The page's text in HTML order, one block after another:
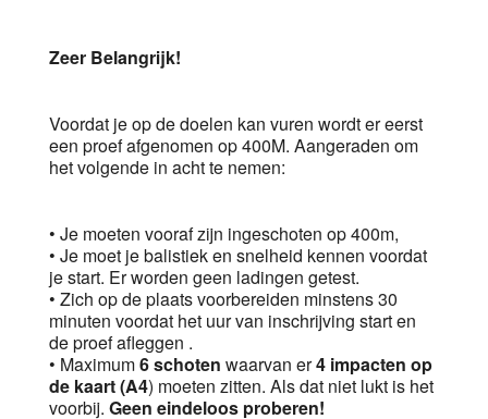
Zeer Belangrijk!
Voordat je op de doelen kan vuren wordt er eerst
een proef afgenomen op 400M. Aangeraden om
het volgende in acht te nemen:
• Je moeten vooraf zijn ingeschoten op 400m,
• Je moet je balistiek en snelheid kennen voordat
je start. Er worden geen ladingen getest.
• Zich op de plaats voorbereiden minstens 30
minuten voordat het uur van inschrijving start en
de proef afleggen .
• Maximum6 schoten waarvan er4 impacten op
de kaart (A4) moeten zitten. Als dat niet lukt is het
voorbij. Geen eindeloos proberen!